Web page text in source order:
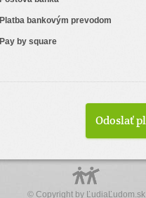
Platba bankovým prevodom
Pay by square
© Copyright by ĽudiaĽudom.sk